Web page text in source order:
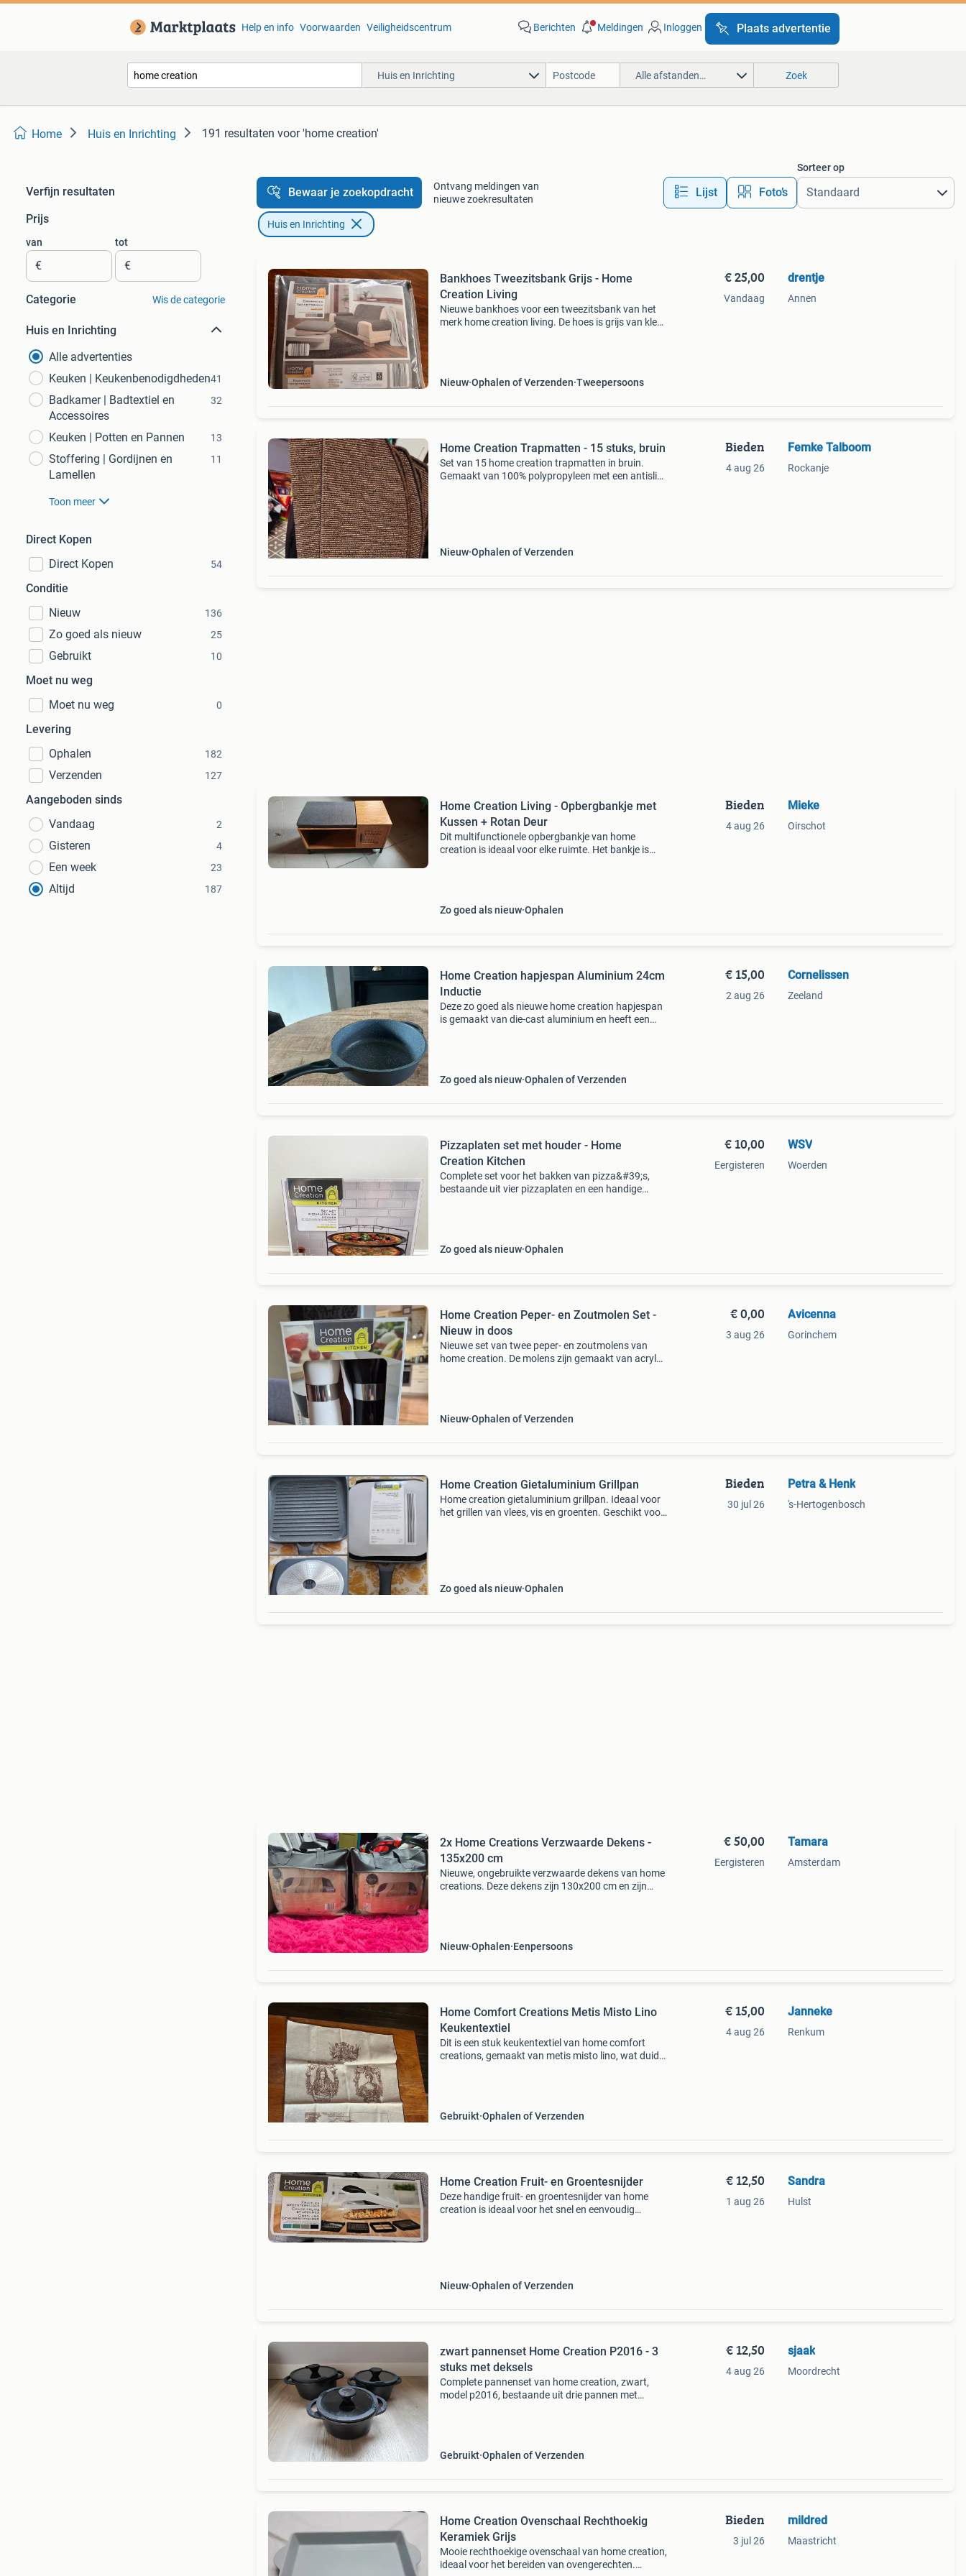
Help en info Voorwaarden Veiligheidscentrum Berichten Meldingen Inloggen Plaats advertentie
Huis en Inrichting Alle afstanden… Zoek
Home Huis en Inrichting 191 resultaten voor 'home creation'
Verfijn resultaten
Prijs
van
€
tot
€
Categorie Wis de categorie
Huis en Inrichting
Alle advertenties
Keuken | Keukenbenodigdheden41
Badkamer | Badtextiel en
Accessoires
32
Keuken | Potten en Pannen 13
Stoffering | Gordijnen en
Lamellen
11
Toon meer
Direct Kopen
Direct Kopen
54
Conditie
Nieuw
136
Zo goed als nieuw 25
Gebruikt 10
Moet nu weg
Moet nu weg
0
Levering
Ophalen
182
Verzenden 127
Aangeboden sinds
Vandaag
2
Gisteren 4
Een week 23
Altijd 187
Bewaar je zoekopdracht
Ontvang meldingen van
nieuwe zoekresultaten
Lijst Foto’s
Sorteer op
Huis en Inrichting
Bankhoes Tweezitsbank Grijs - Home
Creation Living
Nieuwe bankhoes voor een tweezitsbank van het
merk home creation living. De hoes is grijs van kleur
Nieuw Ophalen of Verzenden Tweepersoons
€ 25,00
Vandaag
drentje
Annen
Home Creation Trapmatten - 15 stuks, bruin
Set van 15 home creation trapmatten in bruin.
Gemaakt van 100% polypropyleen met een antislip
Nieuw Ophalen of Verzenden
Bieden
4 aug 26
Femke Talboom
Rockanje
Home Creation Living - Opbergbankje met
Kussen + Rotan Deur
Dit multifunctionele opbergbankje van home
creation is ideaal voor elke ruimte. Het bankje is
Zo goed als nieuw Ophalen
Bieden
4 aug 26
Mieke
Oirschot
Home Creation hapjespan Aluminium 24cm
Inductie
Deze zo goed als nieuwe home creation hapjespan
is gemaakt van die-cast aluminium en heeft een
Zo goed als nieuw Ophalen of Verzenden
€ 15,00
2 aug 26
Cornelissen
Zeeland
Pizzaplaten set met houder - Home
Creation Kitchen
Complete set voor het bakken van pizza&#39;s,
bestaande uit vier pizzaplaten en een handige
Zo goed als nieuw Ophalen
€ 10,00
Eergisteren
WSV
Woerden
Home Creation Peper- en Zoutmolen Set -
Nieuw in doos
Nieuwe set van twee peper- en zoutmolens van
home creation. De molens zijn gemaakt van acryl
Nieuw Ophalen of Verzenden
€ 0,00
3 aug 26
Avicenna
Gorinchem
Home Creation Gietaluminium Grillpan
Home creation gietaluminium grillpan. Ideaal voor
het grillen van vlees, vis en groenten. Geschikt voor
Zo goed als nieuw Ophalen
Bieden
30 jul 26
Petra & Henk
's-Hertogenbosch
2x Home Creations Verzwaarde Dekens -
135x200 cm
Nieuwe, ongebruikte verzwaarde dekens van home
creations. Deze dekens zijn 130x200 cm en zijn
Nieuw Ophalen Eenpersoons
€ 50,00
Eergisteren
Tamara
Amsterdam
Home Comfort Creations Metis Misto Lino
Keukentextiel
Dit is een stuk keukentextiel van home comfort
creations, gemaakt van metis misto lino, wat duidt
Gebruikt Ophalen of Verzenden
€ 15,00
4 aug 26
Janneke
Renkum
Home Creation Fruit- en Groentesnijder
Deze handige fruit- en groentesnijder van home
creation is ideaal voor het snel en eenvoudig
Nieuw Ophalen of Verzenden
€ 12,50
1 aug 26
Sandra
Hulst
zwart pannenset Home Creation P2016 - 3
stuks met deksels
Complete pannenset van home creation, zwart,
model p2016, bestaande uit drie pannen met
Gebruikt Ophalen of Verzenden
€ 12,50
4 aug 26
sjaak
Moordrecht
Home Creation Ovenschaal Rechthoekig
Keramiek Grijs
Mooie rechthoekige ovenschaal van home creation,
ideaal voor het bereiden van ovengerechten.
Bieden
3 jul 26
mildred
Maastricht